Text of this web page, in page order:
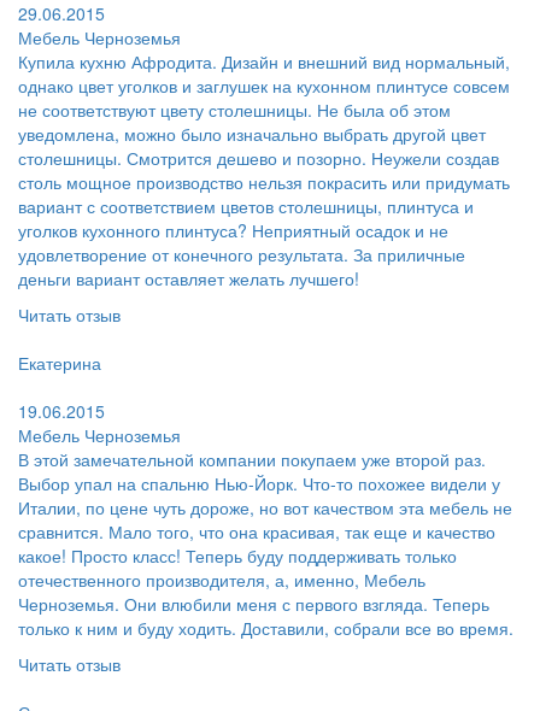
29.06.2015
Мебель Черноземья
Купила кухню Афродита. Дизайн и внешний вид нормальный,
однако цвет уголков и заглушек на кухонном плинтусе совсем
не соответствуют цвету столешницы. Не была об этом
уведомлена, можно было изначально выбрать другой цвет
столешницы. Смотрится дешево и позорно. Неужели создав
столь мощное производство нельзя покрасить или придумать
вариант с соответствием цветов столешницы, плинтуса и
уголков кухонного плинтуса? Неприятный осадок и не
удовлетворение от конечного результата. За приличные
деньги вариант оставляет желать лучшего!
Читать отзыв
Екатерина
19.06.2015
Мебель Черноземья
В этой замечательной компании покупаем уже второй раз.
Выбор упал на спальню Нью-Йорк. Что-то похожее видели у
Италии, по цене чуть дороже, но вот качеством эта мебель не
сравнится. Мало того, что она красивая, так еще и качество
какое! Просто класс! Теперь буду поддерживать только
отечественного производителя, а, именно, Мебель
Черноземья. Они влюбили меня с первого взгляда. Теперь
только к ним и буду ходить. Доставили, собрали все во время.
Читать отзыв